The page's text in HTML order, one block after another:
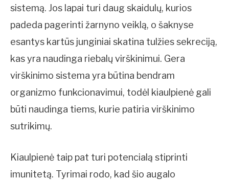
sistemą. Jos lapai turi daug skaidulų, kurios
padeda pagerinti žarnyno veiklą, o šaknyse
esantys kartūs junginiai skatina tulžies sekreciją,
kas yra naudinga riebalų virškinimui. Gera
virškinimo sistema yra būtina bendram
organizmo funkcionavimui, todėl kiaulpienė gali
būti naudinga tiems, kurie patiria virškinimo
sutrikimų.
Kiaulpienė taip pat turi potencialą stiprinti
imunitetą. Tyrimai rodo, kad šio augalo